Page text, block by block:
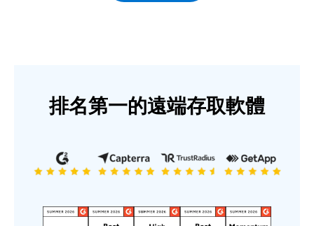
排名第一的遠端存取軟體